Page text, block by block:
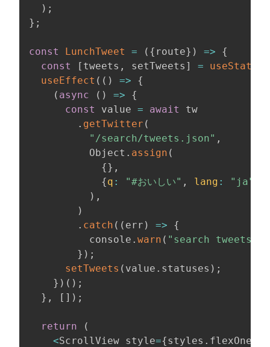
) ;
} ;
const LunchTweet = ( { route} ) =>
{
const
[ tweets , setTweets ] = useState
useEffect ( ( ) =>
{
( async ( ) =>
{
const
value = await
tw
. getTwitter (
"/search/tweets.json" ,
          Object
. assign (
{} ,
{q : "#おいしい" , lang : "ja"
) ,
)
. catch ( ( err ) =>
{
          console
. warn ( "search tweets"
} ) ;
setTweets ( value . statuses ) ;
} ) ( ) ;
} , [ ] ) ;
return
(
<ScrollView style={styles . flexOne